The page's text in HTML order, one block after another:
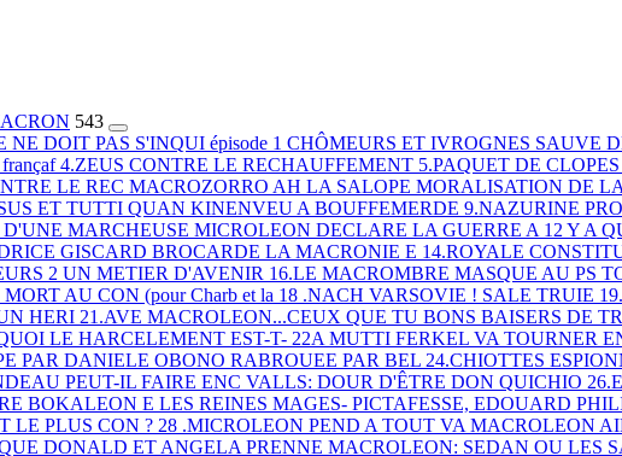
543
NE DOIT PAS S'INQUI épisode 1 CHÔMEURS ET IVROGNES SAUVE
4.ZEUS CONTRE LE RECHAUFFEMENT 5.PAQUET DE
LE REC MACROZORRO AH LA SALOPE MORALISATION DE
ET TUTTI QUAN KINENVEU A BOUFFEMERDE 9.NAZURINE
MARCHEUSE MICROLEON DECLARE LA GUERRE A 12 Y A
GISCARD BROCARDE LA MACRONIE E 14.ROYALE
2 UN METIER D'AVENIR 16.LE MACROMBRE MASQUE AU PS
MORT AU CON (pour Charb et la 18 .NACH VARSOVIE ! SALE TRUIE
HERI 21.AVE MACROLEON...CEUX QUE TU BONS BAISERS DE
LE HARCELEMENT EST-T- 22A MUTTI FERKEL VA TOURNER
PAR DANIELE OBONO RABROUEE PAR BEL 24.CHIOTTES
PEUT-IL FAIRE ENC VALLS: DOUR D'ÊTRE DON QUICHIO
BOKALEON E LES REINES MAGES- PICTAFESSE, EDOUARD
LE PLUS CON ? 28 .MICROLEON PEND A TOUT VA MACROLEON
DONALD ET ANGELA PRENNE MACROLEON: SEDAN OU LES